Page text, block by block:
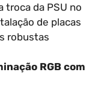
troca da PSU no
de placas
robustas
RGB com